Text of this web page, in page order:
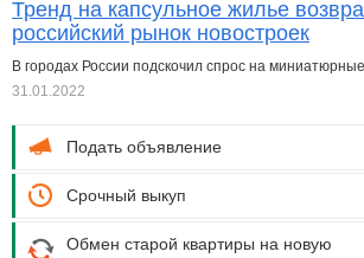
Тренд на капсульное жилье
российский рынок новостроек
В городах России подскочил спрос на
31.01.2022
Подать объявление
Срочный выкуп
Обмен старой квартиры на новую